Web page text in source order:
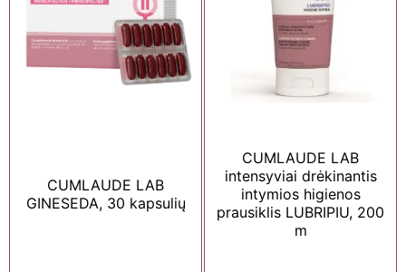
CUMLAUDE LAB
GINESEDA, 30 kapsulių
CUMLAUDE LAB
intensyviai drėkinantis
intymios higienos
prausiklis LUBRIPIU, 200
m